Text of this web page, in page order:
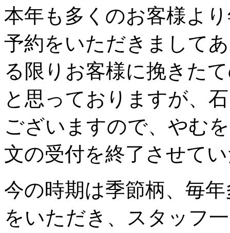
本年も多くのお客様よ
予約をいただきまして
る限りお客様に挽きた
と思っておりますが、
ございますので、やむ
文の受付を終了させて
今の時期は季節柄、毎
をいただき、スタッフ